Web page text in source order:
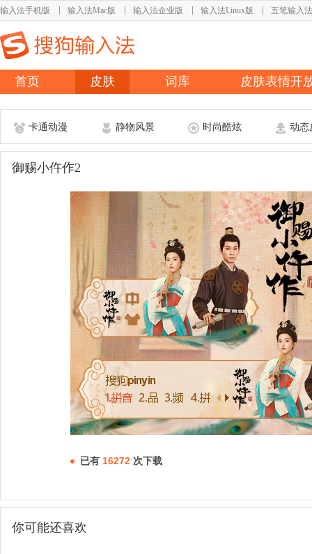
输入法手机版 输入法Mac版 输入法企业版 输入法Linux版 五笔输入法
首页 皮肤 词库 皮肤表情开
卡通动漫 静物风景 时尚酷炫 动态
御赐小仵作2
已有 16272 次下载
你可能还喜欢